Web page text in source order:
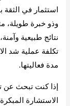
استثمار في
وذو خبرة طويلة،
نتائج طبيعية
تكلفة عملية شد
مدة فعاليتها.
إذا كنت تبحث عن
الاستشارة